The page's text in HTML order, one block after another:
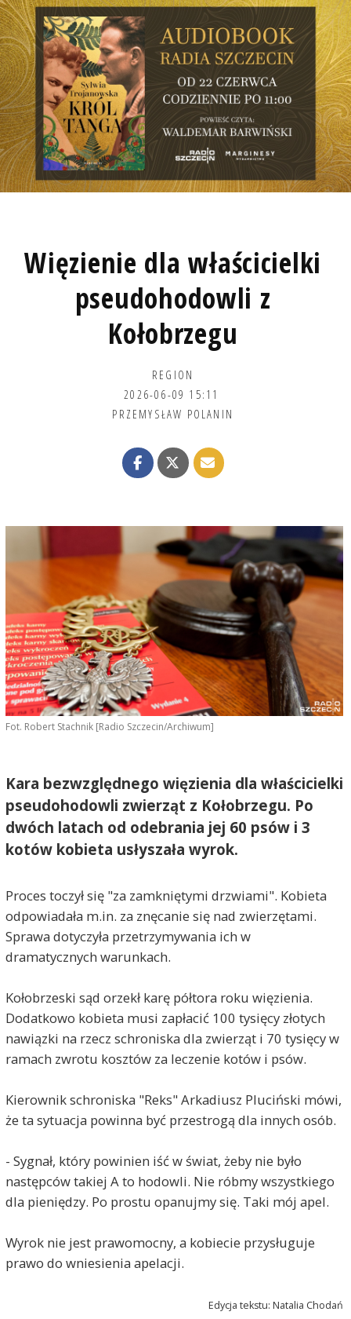
Więzienie dla właścicielki
pseudohodowli z
Kołobrzegu
REGION
2026-06-09 15:11
PRZEMYSŁAW POLANIN
Fot. Robert Stachnik [Radio Szczecin/Archiwum]
Kara bezwzględnego więzienia dla właścicielki
pseudohodowli zwierząt z Kołobrzegu. Po
dwóch latach od odebrania jej 60 psów i 3
kotów kobieta usłyszała wyrok.
Proces toczył się "za zamkniętymi drzwiami". Kobieta
odpowiadała m.in. za znęcanie się nad zwierzętami.
Sprawa dotyczyła przetrzymywania ich w
dramatycznych warunkach.
Kołobrzeski sąd orzekł karę półtora roku więzienia.
Dodatkowo kobieta musi zapłacić 100 tysięcy złotych
nawiązki na rzecz schroniska dla zwierząt i 70 tysięcy w
ramach zwrotu kosztów za leczenie kotów i psów.
Kierownik schroniska "Reks" Arkadiusz Pluciński mówi,
że ta sytuacja powinna być przestrogą dla innych osób.
- Sygnał, który powinien iść w świat, żeby nie było
następców takiej A to hodowli. Nie róbmy wszystkiego
dla pieniędzy. Po prostu opanujmy się. Taki mój apel.
Wyrok nie jest prawomocny, a kobiecie przysługuje
prawo do wniesienia apelacji.
Edycja tekstu: Natalia Chodań